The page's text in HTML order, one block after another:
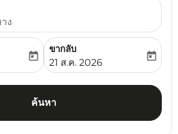
ง
date-aria-label
today
ขากลับ
fc-booking-return-date-
21 ส.ค. 2026
today
ค้นหา